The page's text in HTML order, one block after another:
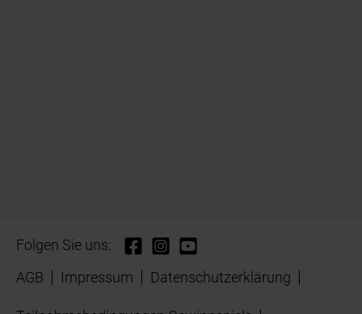
Folgen Sie uns:
AGB
Impressum Datenschutzerklärung